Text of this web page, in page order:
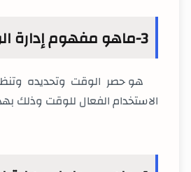
3-ماهو مفهوم إدارة الوقت الجامعي؟
هو حصر الوقت وتحديده
الاستخدام الفعال للوقت وذلك